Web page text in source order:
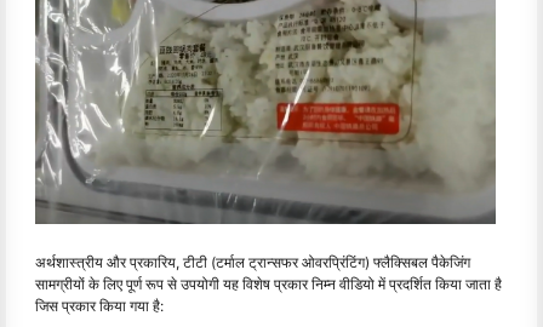
अर्थशास्त्रीय और प्रकारिय, टीटी (टर्माल ट्रान्सफर ओवरप्रिंटिंग) फ्लैक्सिबल पैकेजिंग
सामग्रीयों के लिए पूर्ण रूप से उपयोगी यह विशेष प्रकार निम्न वीडियो में प्रदर्शित किया जाता है
जिस प्रकार किया गया है: